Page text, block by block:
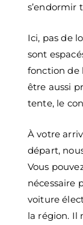
Ici, pas de
sont
fonction de
être aussi
tente, le
À votre
départ,
Vous
nécessaire
voiture
la région. Il